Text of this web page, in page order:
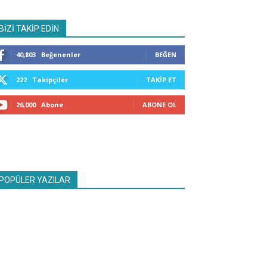
TAKİP EDİN
40,803 Beğenenler BEĞEN
222 Takipçiler TAKIP ET
26,000 Abone ABONE OL
YAZILAR